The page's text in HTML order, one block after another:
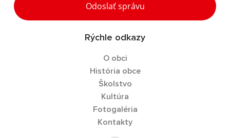
Odoslať správu
Rýchle odkazy
O obci
História obce
Školstvo
Kultúra
Fotogaléria
Kontakty